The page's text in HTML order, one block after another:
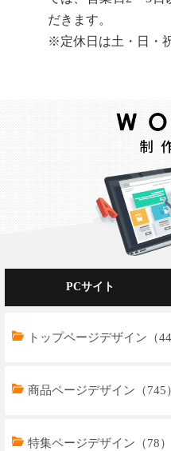
だきます。
※定休日は土・日・
PCサイト
トップページデザイン（44
商品ページデザイン（745）
特集ページデザイン（78）